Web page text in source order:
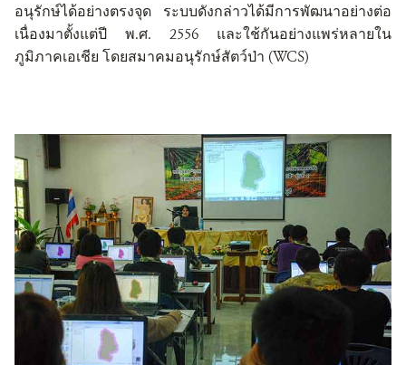
อนุรักษ์ได้อย่างตรงจุด
ระบบดังกล่าวได้มีการพัฒนาอย่างต่อ
เนื่องมาตั้งแต่ปี
พ.ศ. 2556 และใช้กันอย่างแพร่หลายใน
ภูมิภาคเอเชีย โดยสมาคมอนุรักษ์สัตว์ป่า (WCS)